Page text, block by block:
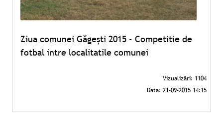
Ziua comunei Găgeşti 2015 - Competitie de
fotbal intre localitatile comunei